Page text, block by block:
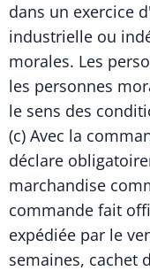
dans un exercice
industrielle ou
morales. Les
les personnes
le sens des
(c) Avec la
déclare
marchandise
commande fait
expédiée par le
semaines, cachet